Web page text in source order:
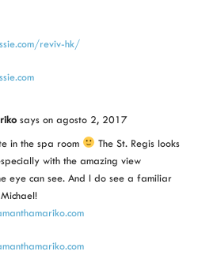
reviv-hk/
says on agosto 2, 2017
in the spa room
The St. Regis looks
with the amazing view
eye can see. And I do see a familiar